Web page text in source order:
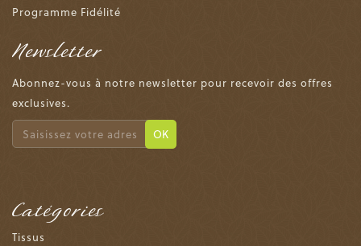
Programme Fidélité
Newsletter
Abonnez-vous à notre newsletter pour recevoir des offres
exclusives.
OK
Catégories
Tissus